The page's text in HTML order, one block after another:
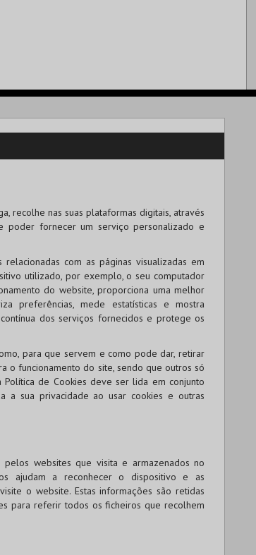
recolhe nas suas plataformas digitais, através
poder fornecer um serviço personalizado e
com as páginas visualizadas em
utilizado, por exemplo, o seu computador
do website, proporciona uma melhor
preferências, mede estatísticas e mostra
dos serviços fornecidos e protege os
para que servem e como pode dar, retirar
o funcionamento do site, sendo que outros só
Política de Cookies deve ser lida em conjunto
a sua privacidade ao usar cookies e outras
websites que visita e armazenados no
ajudam a reconhecer o dispositivo e as
o website. Estas informações são retidas
para referir todos os ficheiros que recolhem